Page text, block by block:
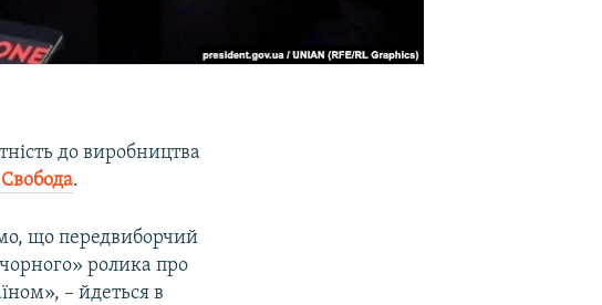
до виробництва
.
що передвиборчий
ролика про
– йдеться в